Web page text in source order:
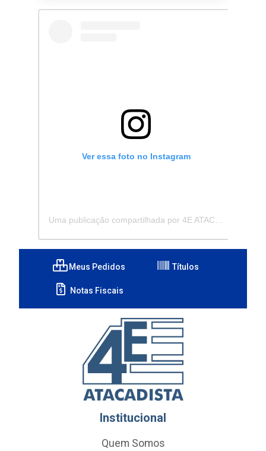
Ver essa foto no Instagram
Meus Pedidos Títulos
Notas Fiscais
Institucional
Quem Somos